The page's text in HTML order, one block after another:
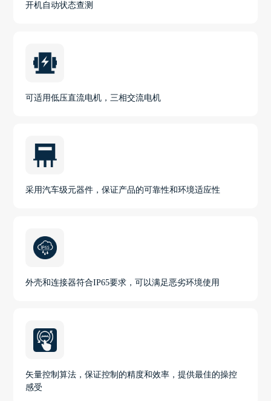
开机自动状态查测
可适用低压直流电机，三相交流电机
采用汽车级元器件，保证产品的可靠性和环境适应性
外壳和连接器符合IP65要求，可以满足恶劣环境使用
矢量控制算法，保证控制的精度和效率，提供最佳的操控
感受